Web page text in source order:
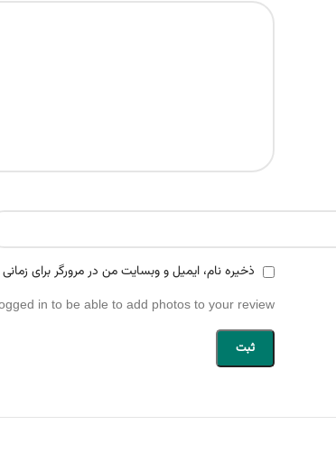
ذخیره نام، ایمیل و وبسایت من در مرورگر برای
in to be able to add photos to your review.